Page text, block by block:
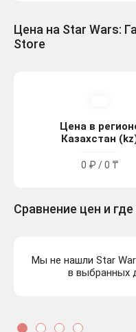
Цена на Star Wars:
Store
Цена в
Казахстан
0 ₽ / 0 ₸
Сравнение цен и где
Мы не нашли Star
в выбранных